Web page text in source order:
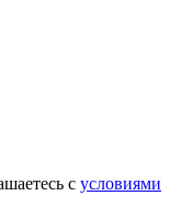
с условиями